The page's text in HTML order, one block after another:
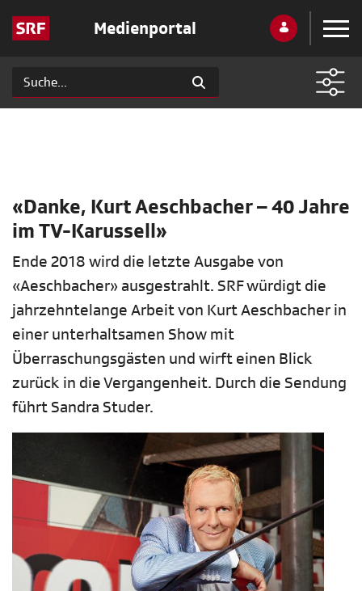
Medienportal
«Danke, Kurt Aeschbacher – 40 Jahre
im TV-Karussell»
Ende 2018 wird die letzte Ausgabe von
«Aeschbacher» ausgestrahlt. SRF würdigt die
jahrzehntelange Arbeit von Kurt Aeschbacher in
einer unterhaltsamen Show mit
Überraschungsgästen und wirft einen Blick
zurück in die Vergangenheit. Durch die Sendung
führt Sandra Studer.